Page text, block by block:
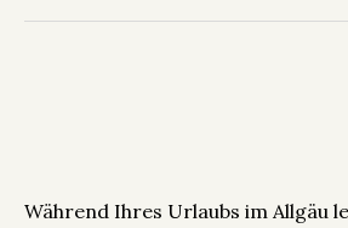
Während Ihres Urlaubs im Allgäu